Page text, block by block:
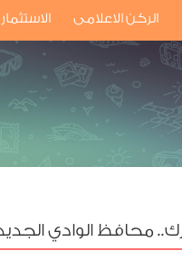
الركن الاعلامى الاستثمار
محافظ الوادي